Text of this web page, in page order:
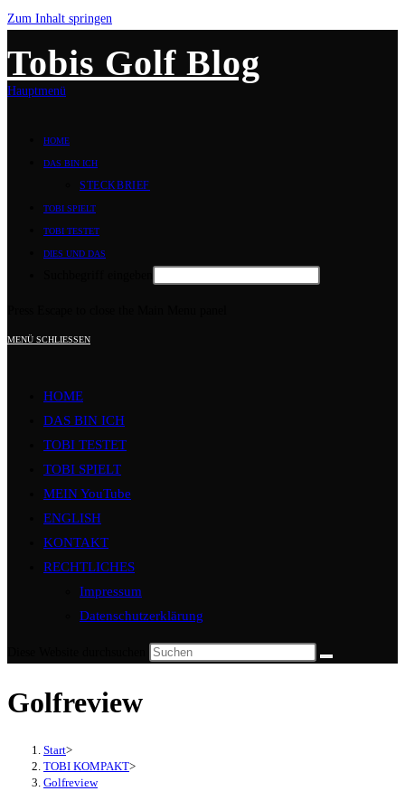
Zum Inhalt springen
Tobis Golf Blog
Hauptmenü
HOME
DAS BIN ICH
STECKBRIEF
TOBI SPIELT
TOBI TESTET
DIES UND DAS
MENÜ SCHLIESSEN
HOME
DAS BIN ICH
TOBI TESTET
TOBI SPIELT
MEIN YouTube
ENGLISH
KONTAKT
RECHTLICHES
Impressum
Datenschutzerklärung
Golfreview
Start>
TOBI KOMPAKT>
Golfreview